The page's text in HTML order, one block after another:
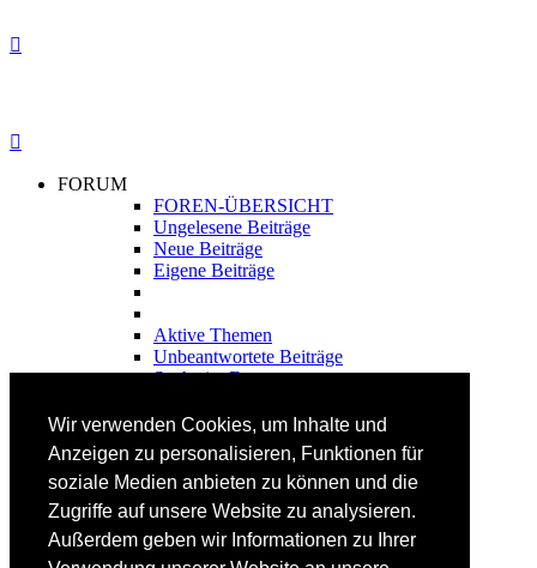
Wir verwenden Cookies, um Inhalte und
Anzeigen zu personalisieren, Funktionen für
soziale Medien anbieten zu können und die
Zugriffe auf unsere Website zu analysieren.
Außerdem geben wir Informationen zu Ihrer
FORUM
FOREN-ÜBERSICHT
Ungelesene Beiträge
Neue Beiträge
Eigene Beiträge
Aktive Themen
Unbeantwortete Beiträge
Suche im Forum
FAHRTECHNIK
Fortgeschrittene
Lehrplan
Videoanalyse